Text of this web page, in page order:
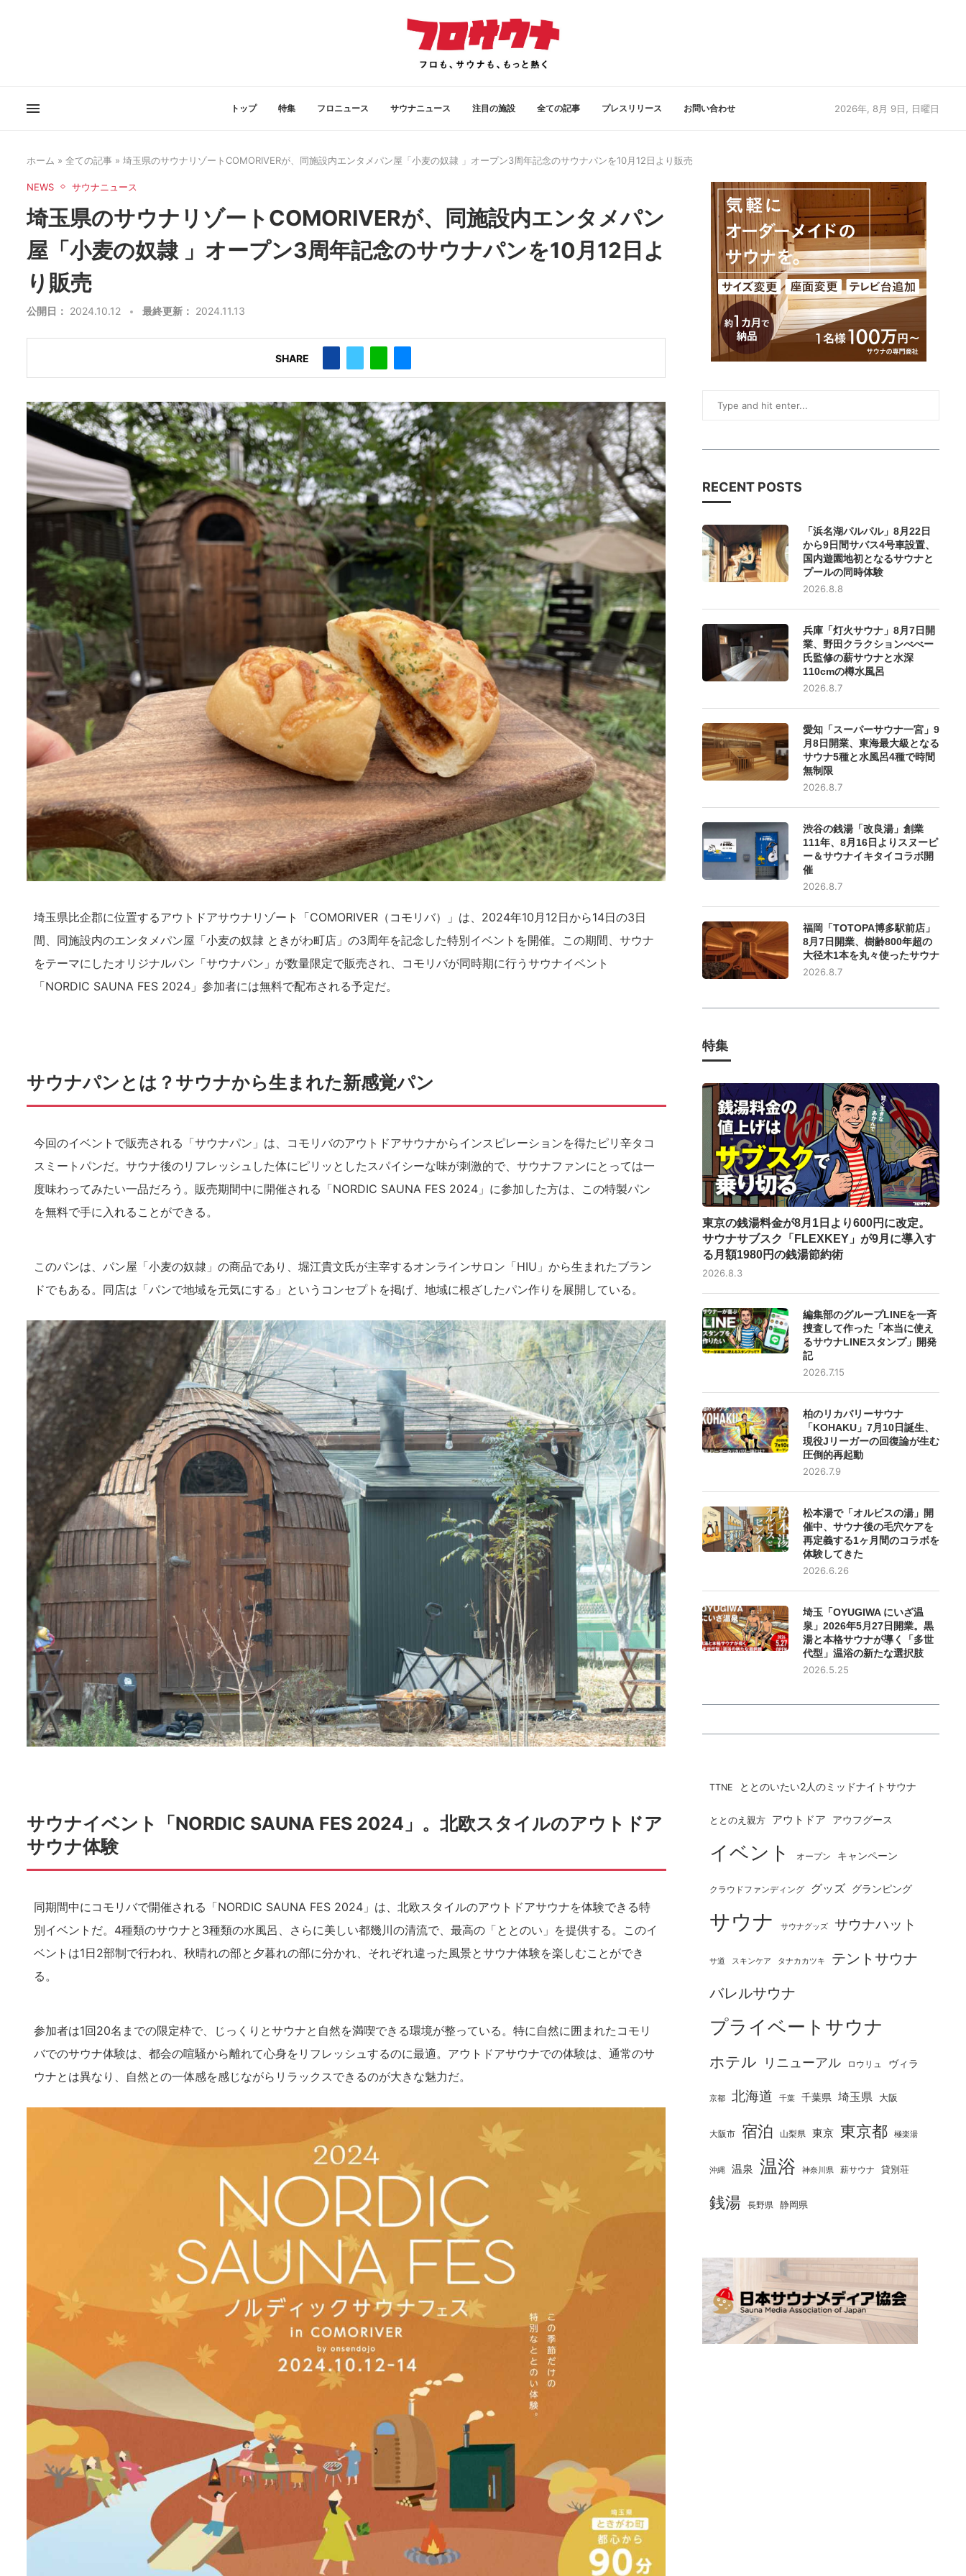
トップ 特集 フロニュース サウナニュース 注目の施設 全ての記事 プレスリリース お問い合わせ 2026年, 8月 9日, 日曜日
ホーム » 全ての記事 » 埼玉県のサウナリゾートCOMORIVERが、同施設内エンタメパン屋「小麦の奴隷 」オープン3周年記念のサウナパンを10月12日より販売
NEWS サウナニュース
埼玉県のサウナリゾートCOMORIVERが、同施設内エンタメパン
屋「小麦の奴隷 」オープン3周年記念のサウナパンを10月12日よ
り販売
公開日： 2024.10.12 最終更新： 2024.11.13
SHARE
埼玉県比企郡に位置するアウトドアサウナリゾート「COMORIVER（コモリバ）」は、2024年10月12日から14日の3日
間、同施設内のエンタメパン屋「小麦の奴隷 ときがわ町店」の3周年を記念した特別イベントを開催。この期間、サウナ
をテーマにしたオリジナルパン「サウナパン」が数量限定で販売され、コモリバが同時期に行うサウナイベント
「NORDIC SAUNA FES 2024」参加者には無料で配布される予定だ。
サウナパンとは？サウナから生まれた新感覚パン
今回のイベントで販売される「サウナパン」は、コモリバのアウトドアサウナからインスピレーションを得たピリ辛タコ
スミートパンだ。サウナ後のリフレッシュした体にピリッとしたスパイシーな味が刺激的で、サウナファンにとっては一
度味わってみたい一品だろう。販売期間中に開催される「NORDIC SAUNA FES 2024」に参加した方は、この特製パン
を無料で手に入れることができる。
このパンは、パン屋「小麦の奴隷」の商品であり、堀江貴文氏が主宰するオンラインサロン「HIU」から生まれたブラン
ドでもある​。同店は「パンで地域を元気にする」というコンセプトを掲げ、地域に根ざしたパン作りを展開している。
サウナイベント「NORDIC SAUNA FES 2024」。北欧スタイルのアウトドア
サウナ体験
同期間中にコモリバで開催される「NORDIC SAUNA FES 2024」は、北欧スタイルのアウトドアサウナを体験できる特
別イベントだ。4種類のサウナと3種類の水風呂、さらに美しい都幾川の清流で、最高の「ととのい」を提供する​。このイ
ベントは1日2部制で行われ、秋晴れの部と夕暮れの部に分かれ、それぞれ違った風景とサウナ体験を楽しむことができ
る。
参加者は1回20名までの限定枠で、じっくりとサウナと自然を満喫できる環境が整っている。特に自然に囲まれたコモリ
バでのサウナ体験は、都会の喧騒から離れて心身をリフレッシュするのに最適。アウトドアサウナでの体験は、通常のサ
ウナとは異なり、自然との一体感を感じながらリラックスできるのが大きな魅力だ。
RECENT POSTS
「浜名湖パルパル」8月22日
から9日間サバス4号車設置、
国内遊園地初となるサウナと
プールの同時体験
2026.8.8
兵庫「灯火サウナ」8月7日開
業、野田クラクションべべー
氏監修の薪サウナと水深
110cmの樽水風呂
2026.8.7
愛知「スーパーサウナ一宮」9
月8日開業、東海最大級となる
サウナ5種と水風呂4種で時間
無制限
2026.8.7
渋谷の銭湯「改良湯」創業
111年、8月16日よりスヌーピ
ー＆サウナイキタイコラボ開
催
2026.8.7
福岡「TOTOPA博多駅前店」
8月7日開業、樹齢800年超の
大径木1本を丸々使ったサウナ
2026.8.7
特集
東京の銭湯料金が8月1日より600円に改定。
サウナサブスク「FLEXKEY」が9月に導入す
る月額1980円の銭湯節約術
2026.8.3
編集部のグループLINEを一斉
捜査して作った「本当に使え
るサウナLINEスタンプ」開発
記
2026.7.15
柏のリカバリーサウナ
「KOHAKU」7月10日誕生、
現役Jリーガーの回復論が生む
圧倒的再起動
2026.7.9
松本湯で「オルビスの湯」開
催中、サウナ後の毛穴ケアを
再定義する1ヶ月間のコラボを
体験してきた
2026.6.26
埼玉「OYUGIWA にいざ温
泉」2026年5月27日開業。黒
湯と本格サウナが導く「多世
代型」温浴の新たな選択肢
2026.5.25
TTNE ととのいたい2人のミッドナイトサウナ
ととのえ親方 アウトドア アウフグース
イベント オープン キャンペーン
クラウドファンディング グッズ グランピング
サウナ サウナグッズ サウナハット
サ道 スキンケア タナカカツキ
テントサウナ
バレルサウナ
プライベートサウナ
ホテル リニューアル ロウリュ ヴィラ
京都 北海道 千葉 千葉県 埼玉県 大阪
大阪市 宿泊 山梨県 東京 東京都 極楽湯
沖縄 温泉 温浴 神奈川県 薪サウナ 貸別荘
銭湯 長野県 静岡県